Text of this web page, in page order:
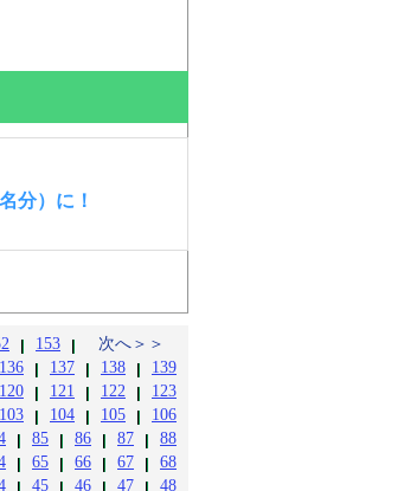
分）に！
次へ＞＞
153
139
138
137
136
123
122
121
120
106
105
104
103
88
87
86
85
68
67
66
65
48
47
46
45